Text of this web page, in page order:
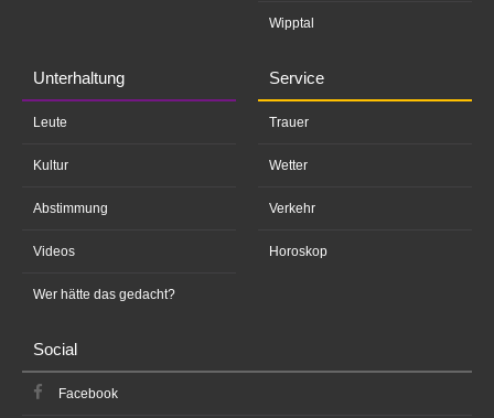
Wipptal
Unterhaltung
Leute
Kultur
Abstimmung
Videos
Wer hätte das gedacht?
Service
Trauer
Wetter
Verkehr
Horoskop
Social
Facebook